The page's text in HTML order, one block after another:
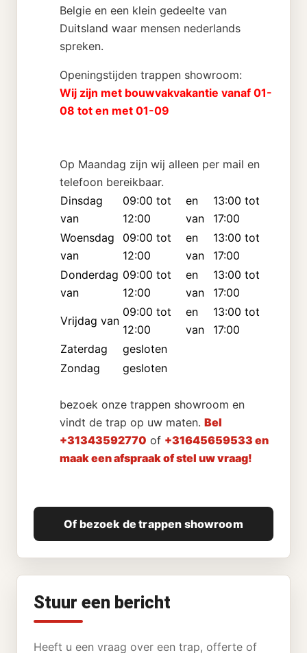
Belgie en een klein gedeelte van
Duitsland waar mensen nederlands
spreken.
Openingstijden trappen showroom:
Wij zijn met bouwvakvakantie vanaf 01-
08 tot en met 01-09
Op Maandag zijn wij alleen per mail en
telefoon bereikbaar.
Dinsdag
van
09:00 tot
12:00
en
van
13:00 tot
17:00
Woensdag
van
09:00 tot
12:00
en
van
13:00 tot
17:00
Donderdag
van
09:00 tot
12:00
en
van
13:00 tot
17:00
Vrijdag van
09:00 tot
12:00
en
van
13:00 tot
17:00
Zaterdag
gesloten
Zondag
gesloten
bezoek onze trappen showroom en
vindt de trap op uw maten. Bel
+31343592770 of +31645659533 en
maak een afspraak of stel uw vraag!
Of bezoek de trappen showroom
Stuur een bericht
Heeft u een vraag over een trap, offerte of